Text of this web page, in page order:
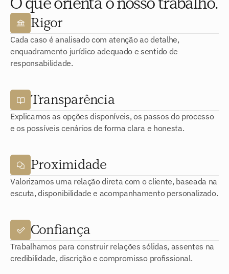
O que orienta o nosso trabalho.
Rigor
Cada caso é analisado com atenção ao detalhe,
enquadramento jurídico adequado e sentido de
responsabilidade.
Transparência
Explicamos as opções disponíveis, os passos do processo
e os possíveis cenários de forma clara e honesta.
Proximidade
Valorizamos uma relação direta com o cliente, baseada na
escuta, disponibilidade e acompanhamento personalizado.
Confiança
Trabalhamos para construir relações sólidas, assentes na
credibilidade, discrição e compromisso profissional.